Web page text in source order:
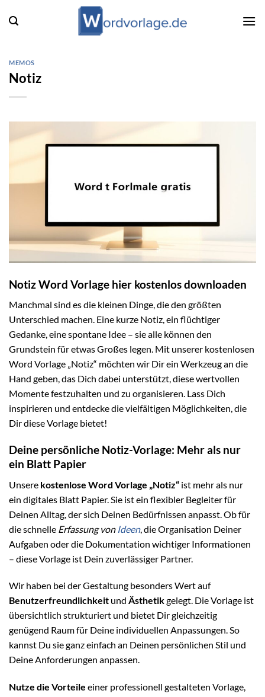
Inhalt
MEMOS
Notiz
Notiz Word Vorlage hier kostenlos downloaden
Manchmal sind es die kleinen Dinge, die den größten
Unterschied machen. Eine kurze Notiz, ein flüchtiger
Gedanke, eine spontane Idee – sie alle können den
Grundstein für etwas Großes legen. Mit unserer kostenlosen
Word Vorlage „Notiz“ möchten wir Dir ein Werkzeug an die
Hand geben, das Dich dabei unterstützt, diese wertvollen
Momente festzuhalten und zu organisieren. Lass Dich
inspirieren und entdecke die vielfältigen Möglichkeiten, die
Dir diese Vorlage bietet!
Deine persönliche Notiz-Vorlage: Mehr als nur
ein Blatt Papier
Unsere kostenlose Word Vorlage „Notiz“ ist mehr als nur
ein digitales Blatt Papier. Sie ist ein flexibler Begleiter für
Deinen Alltag, der sich Deinen Bedürfnissen anpasst. Ob für
die schnelle Erfassung von Ideen, die Organisation Deiner
Aufgaben oder die Dokumentation wichtiger Informationen
– diese Vorlage ist Dein zuverlässiger Partner.
Wir haben bei der Gestaltung besonders Wert auf
Benutzerfreundlichkeit und Ästhetikgelegt. Die Vorlage ist
übersichtlich strukturiert und bietet Dir gleichzeitig
genügend Raum für Deine individuellen Anpassungen. So
kannst Du sie ganz einfach an Deinen persönlichen Stil und
Deine Anforderungen anpassen.
Nutze die Vorteile einer professionell gestalteten Vorlage,